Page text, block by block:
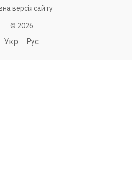
версія сайту
© 2026
Укр Рус